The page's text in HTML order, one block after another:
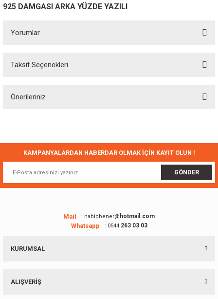
925 DAMGASI ARKA YÜZDE YAZILI
Yorumlar
Taksit Seçenekleri
Önerileriniz
Ürün resmi kalitesiz, bozuk veya görüntülenemiyor.
Ürün fiyatı diğer sitelerden daha pahalı.
Bu ürüne benzer farklı alternatifler olmalı.
KAMPANYALARDAN HABERDAR OLMAK İÇİN KAYIT OLUN !
GÖNDER
Mail : habipbener@ hotmail.com
Whatsapp : 0544263 03 03
KURUMSAL
ALIŞVERİŞ